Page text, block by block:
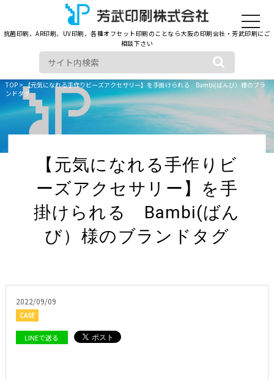
抗菌印刷、AR印刷、UV印刷、各種オフセット印刷のことなら大阪の印刷会社・芳武印刷にご
相談下さい
toggle
TOP> 【元気になれる手作りビーズアクセサリー】を手掛けられる Bambi(ばんび）様のブラ
ンドタグ
【元気になれる手作りビ
ーズアクセサリー】を手
掛けられる Bambi(ばん
び）様のブランドタグ
2022/09/09
CASE
LINEで送る